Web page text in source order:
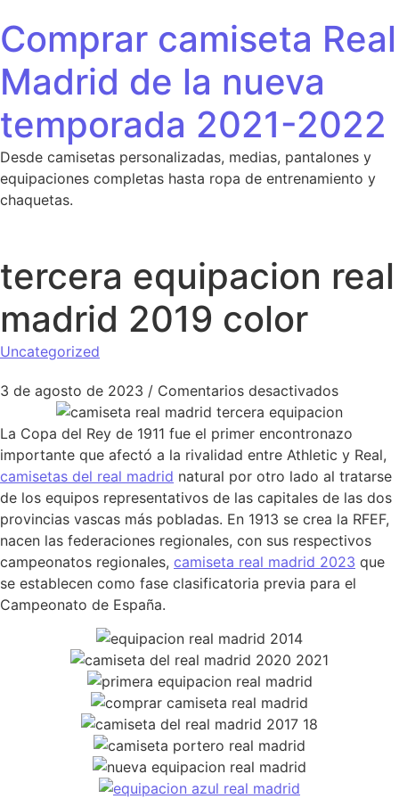
Comprar camiseta Real
Madrid de la nueva
temporada 2021-2022
Desde camisetas personalizadas, medias, pantalones y
equipaciones completas hasta ropa de entrenamiento y
chaquetas.
tercera equipacion real
madrid 2019 color
Uncategorized
3 de agosto de 2023 / Comentarios desactivadosen
La Copa del Rey de 1911 fue el primer encontronazo
importante que afectó a la rivalidad entre Athletic y Real,
camisetas del real madrid natural por otro lado al tratarse
de los equipos representativos de las capitales de las dos
provincias vascas más pobladas. En 1913 se crea la RFEF,
nacen las federaciones regionales, con sus respectivos
campeonatos regionales, camiseta real madrid 2023 que
se establecen como fase clasificatoria previa para el
Campeonato de España.